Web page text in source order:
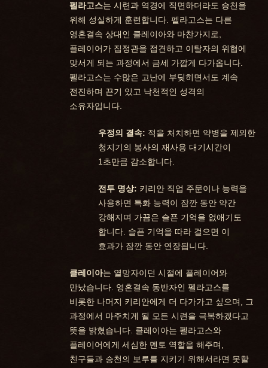
펠라고스는 시련과 역경에 직면하더라도 승천을
위해 성실하게 훈련합니다. 펠라고스는 다른
영혼결속 상대인 클레이아와 마찬가지로,
플레이어가 집정관을 접견하고 이탈자의 위협에
맞서게 되는 과정에서 금세 가깝게 다가옵니다.
펠라고스는 수많은 고난에 부딪히면서도 계속
전진하며 끈기 있고 낙천적인 성격의
소유자입니다.
우정의 결속: 적을 처치하면 약병을 제외한
청지기의 봉사의 재사용 대기시간이
1초만큼 감소합니다.
전투 명상: 키리안 직업 주문이나 능력을
사용하면 특화 능력이 잠깐 동안 약간
강해지며 가끔은 슬픈 기억을 없애기도
합니다. 슬픈 기억을 따라 걸으면 이
효과가 잠깐 동안 연장됩니다.
클레이아는 열망자이던 시절에 플레이어와
만났습니다. 영혼결속 동반자인 펠라고스를
비롯한 나머지 키리안에게 더 다가가고 싶으며, 그
과정에서 마주치게 될 모든 시련을 극복하겠다고
뜻을 밝혔습니다. 클레이아는 펠라고스와
플레이어에게 세심한 멘토 역할을 해주며,
친구들과 승천의 보루를 지키기 위해서라면 못할